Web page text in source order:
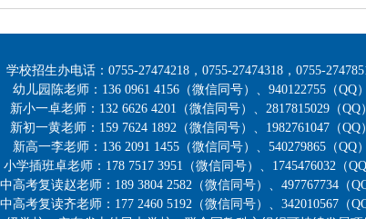
学校招生办电话：0755-27474218，0755-27474318，0755-
幼儿园陈老师：136 0961 4156（微信同号）、940122755（QQ）
新小一卓老师：132 6626 4201（微信同号）、2817815029（QQ）
新初一黄老师：159 7624 1892（微信同号）、1982761047（QQ）
新高一李老师：136 2091 1455（微信同号）、540279865（QQ）
小学插班卓老师：178 7517 3951（微信同号）、1745476032（QQ
中高考复读赵老师：189 3804 2582（微信同号）、497767734（QQ
中高考复读齐老师：177 2460 5192（微信同号）、342010567（QQ